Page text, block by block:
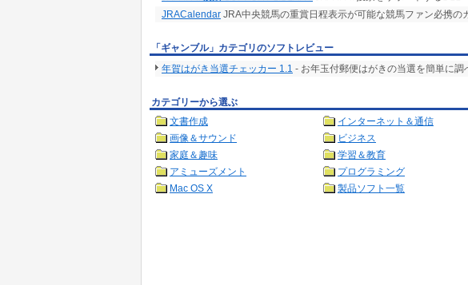
JRACalendar JRA中央競馬の重賞日程表示が可能な競馬ファン必携の
「ギャンブル」カテゴリのソフトレビュー
年賀はがき当選チェッカー 1.1 - お年玉付郵便はがきの当選を簡単に調
カテゴリーから選ぶ
文書作成
インターネット＆通信
画像＆サウンド
ビジネス
家庭＆趣味
学習＆教育
アミューズメント
プログラミング
Mac OS X
製品ソフト一覧